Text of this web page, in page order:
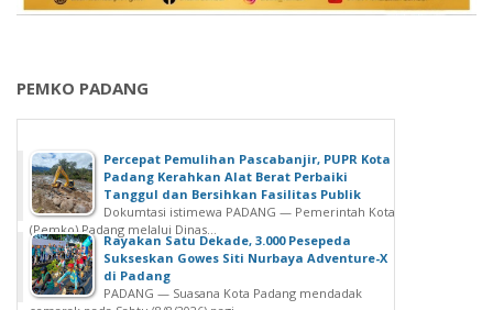
PEMKO PADANG
Percepat Pemulihan Pascabanjir, PUPR Kota
Padang Kerahkan Alat Berat Perbaiki
Tanggul dan Bersihkan Fasilitas Publik
Dokumtasi istimewa PADANG — Pemerintah Kota
(Pemko) Padang melalui Dinas...
Rayakan Satu Dekade, 3.000 Pesepeda
Sukseskan Gowes Siti Nurbaya Adventure-X
di Padang
PADANG — Suasana Kota Padang mendadak